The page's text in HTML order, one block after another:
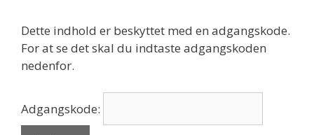
Dette indhold er beskyttet med en adgangskode.
For at se det skal du indtaste adgangskoden
nedenfor.
Adgangskode: